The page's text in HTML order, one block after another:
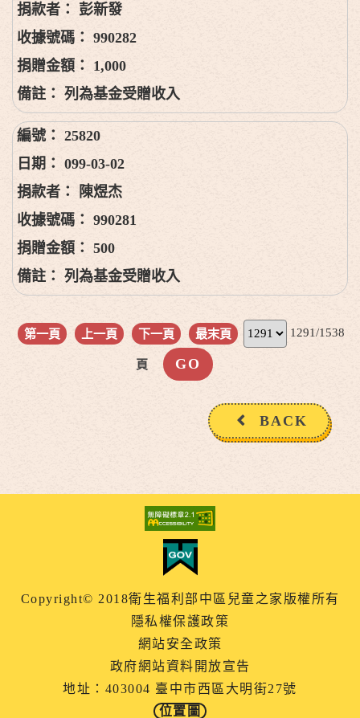
彭新發
990282
1,000
列為基金受贈收入
25820
099-03-02
陳煜杰
990281
500
列為基金受贈收入
第一頁 上一頁 下一頁 最末頁 1291/1538
頁
BACK
Copyright© 2018衛生福利部中區兒童之家版權所有
隱私權保護政策
網站安全政策
政府網站資料開放宣告
地址：403004 臺中市西區大明街27號
位置圖